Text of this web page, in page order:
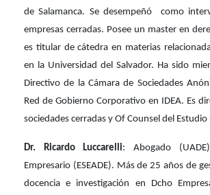
de Salamanca. Se desempeñó como
empresas cerradas. Posee un master en
es titular de cátedra en materias
en la Universidad del Salvador. Ha sido
Directivo de la Cámara de Sociedades
Red de Gobierno Corporativo en IDEA. Es
sociedades cerradas y Of Counsel del
Dr. Ricardo Luccarelli: Abogado
Empresario (ESEADE). Más de 25 años de
docencia e investigación en Dcho